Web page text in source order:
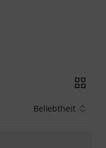
Beliebtheit